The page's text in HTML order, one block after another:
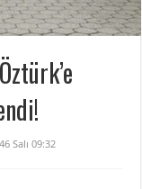
Salı 09:32